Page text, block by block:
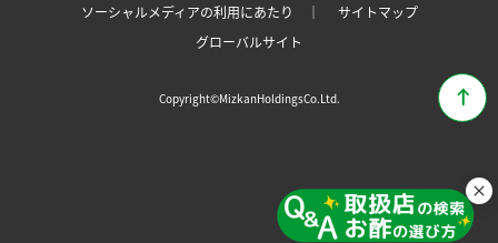
ソーシャルメディアの利用にあたり ｜
サイトマップ
グローバルサイト
Copyright©MizkanHoldingsCo.Ltd.